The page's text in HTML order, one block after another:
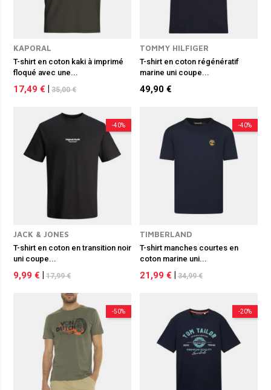
KAPORAL
T-shirt en coton kaki à imprimé
floqué avec une...
17,49 € 35,00 €
TOMMY HILFIGER
T-shirt en coton régénératif
marine uni coupe...
49,90 €
-40%
JACK & JONES
T-shirt en coton en transition noir
uni coupe...
9,99 € 17,99 €
-40%
TIMBERLAND
T-shirt manches courtes en
coton marine uni...
21,99 € 34,99 €
-50% -20%